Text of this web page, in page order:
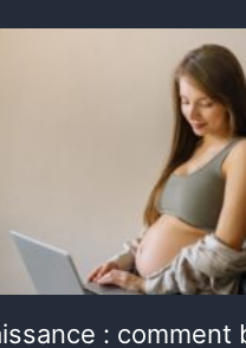
: comment